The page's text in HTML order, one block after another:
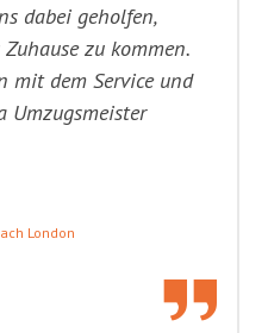
dabei geholfen,
zu kommen.
mit dem Service und
Umzugsmeister
London